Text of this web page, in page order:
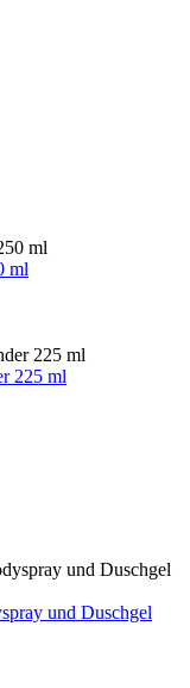
ml
225 ml
und Duschgel